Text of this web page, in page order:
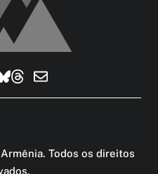
Todos os direitos
.